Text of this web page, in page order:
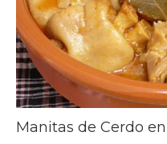
Manitas de Cerdo